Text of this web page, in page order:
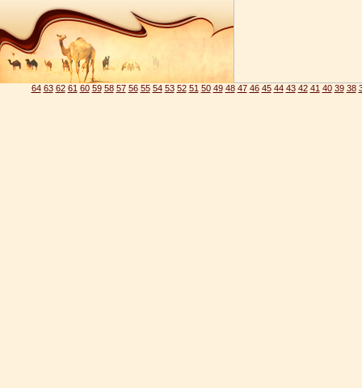
38
39
40
41
42
43
44
45
46
47
48
49
50
51
52
53
54
55
56
57
58
59
60
61
62
63
64